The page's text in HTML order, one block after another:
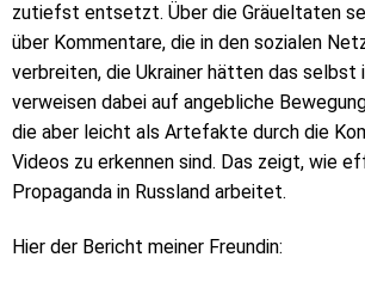
zutiefst entsetzt. Über die Gräueltaten
über Kommentare, die in den sozialen
verbreiten, die Ukrainer hätten das selbst
verweisen dabei auf angebliche
die aber leicht als Artefakte durch die
Videos zu erkennen sind. Das zeigt, wie
Propaganda in Russland arbeitet.
Hier der Bericht meiner Freundin: